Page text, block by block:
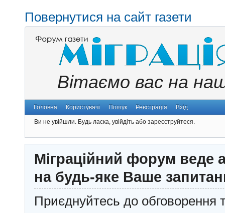
Повернутися на сайт газети
Вітаємо вас на
Головна Користувачі Пошук Реєстрація Вхід
Ви не увійшли. Будь ласка, увійдіть або зареєструйтеся.
Міграційний форум веде
на будь-яке Ваше
Приєднуйтесь до обговорення